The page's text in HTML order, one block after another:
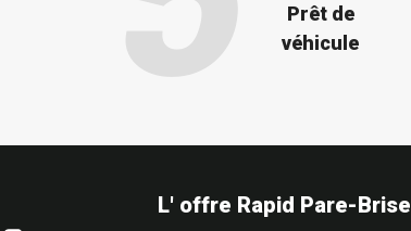
Prêt de
véhicule
L' offre Rapid Pare-Brise